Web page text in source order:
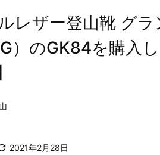
レザー登山靴 グ
）のGK84を購入
2021年2月28日